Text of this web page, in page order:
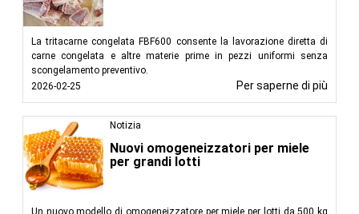
La tritacarne congelata FBF600 consente la lavorazione diretta di
carne congelata e altre materie prime in pezzi uniformi senza
scongelamento preventivo.
2026-02-25
Per saperne di più
Notizia
Nuovi omogeneizzatori per miele
per grandi lotti
Un nuovo modello di omogeneizzatore per miele per lotti da 500 kg